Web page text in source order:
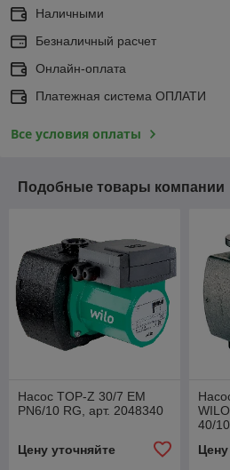
Наличными
Безналичный расчет
Онлайн-оплата
Платежная система ОПЛАТИ
Все условия оплаты
Подобные товары компании
Насос TOP-Z 30/7 EM
PN6/10 RG, арт. 2048340
Цену уточняйте
40/